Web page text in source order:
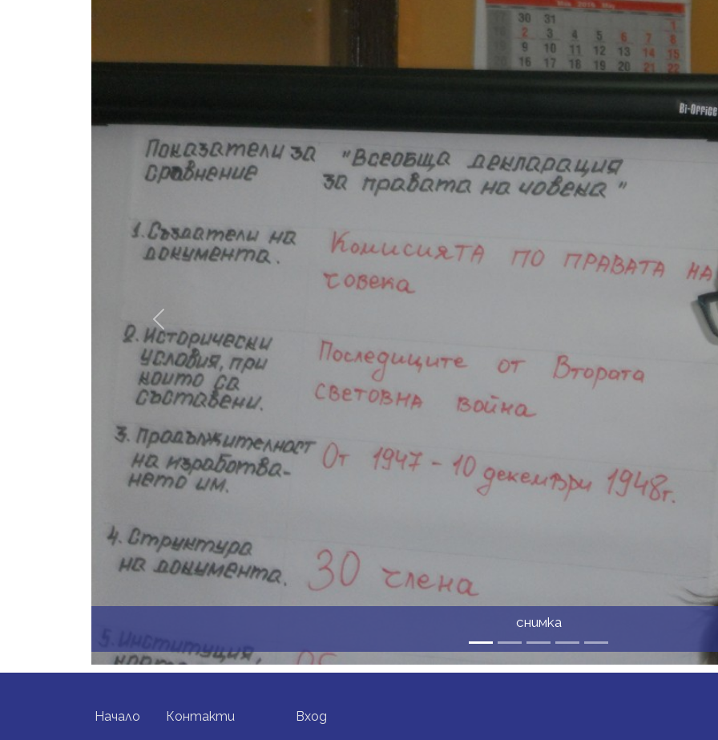
снимка
Previous
Начало Контакти Вход